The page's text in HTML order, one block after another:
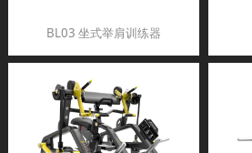
BL03 坐式举肩训练器